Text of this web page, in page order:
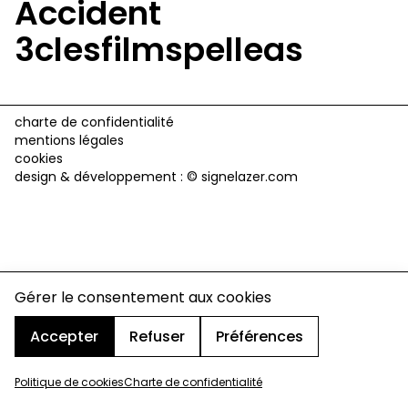
Gérer le consentement aux cookies
Accepter
Refuser Préférences
Politique de cookiesCharte de confidentialité
Accident
3clesfilmspelleas
charte de confidentialité
mentions légales
cookies
design & développement : © signelazer.com